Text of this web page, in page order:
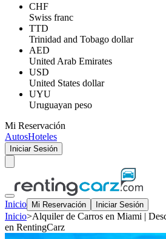
CHF
Swiss franc
TTD
Trinidad and Tobago dollar
AED
United Arab Emirates
USD
United States dollar
UYU
Uruguayan peso
Mi Reservación
AutosHoteles
Iniciar Sesión
Inicio Mi Reservación Iniciar Sesión
Inicio>Alquiler de Carros en Miami |
en RentingCarz